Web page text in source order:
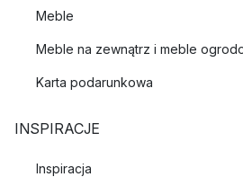
Meble
Meble na zewnątrz i meble
Karta podarunkowa
INSPIRACJE
Inspiracja